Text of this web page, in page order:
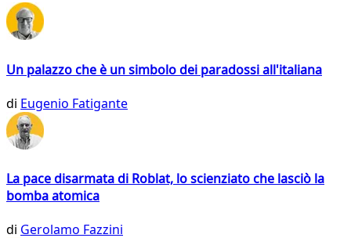
Un palazzo che è un simbolo dei paradossi all'italiana
di Eugenio Fatigante
La pace disarmata di Roblat, lo scienziato che lasciò la
bomba atomica
di Gerolamo Fazzini